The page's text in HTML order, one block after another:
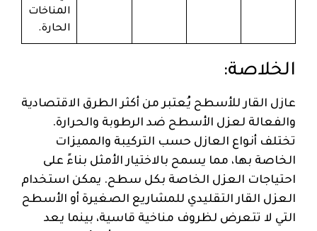
المناخات
الحارة.
الخلاصة:
عازل القار للأسطح يُعتبر من أكثر الطرق الاقتصادية
والفعالة لعزل الأسطح ضد الرطوبة والحرارة.
تختلف أنواع العازل حسب التركيبة والمميزات
الخاصة بها، مما يسمح بالاختيار الأمثل بناءً على
احتياجات العزل الخاصة بكل سطح. يمكن استخدام
العزل القار التقليدي للمشاريع الصغيرة أو الأسطح
التي لا تتعرض لظروف مناخية قاسية، بينما يعد